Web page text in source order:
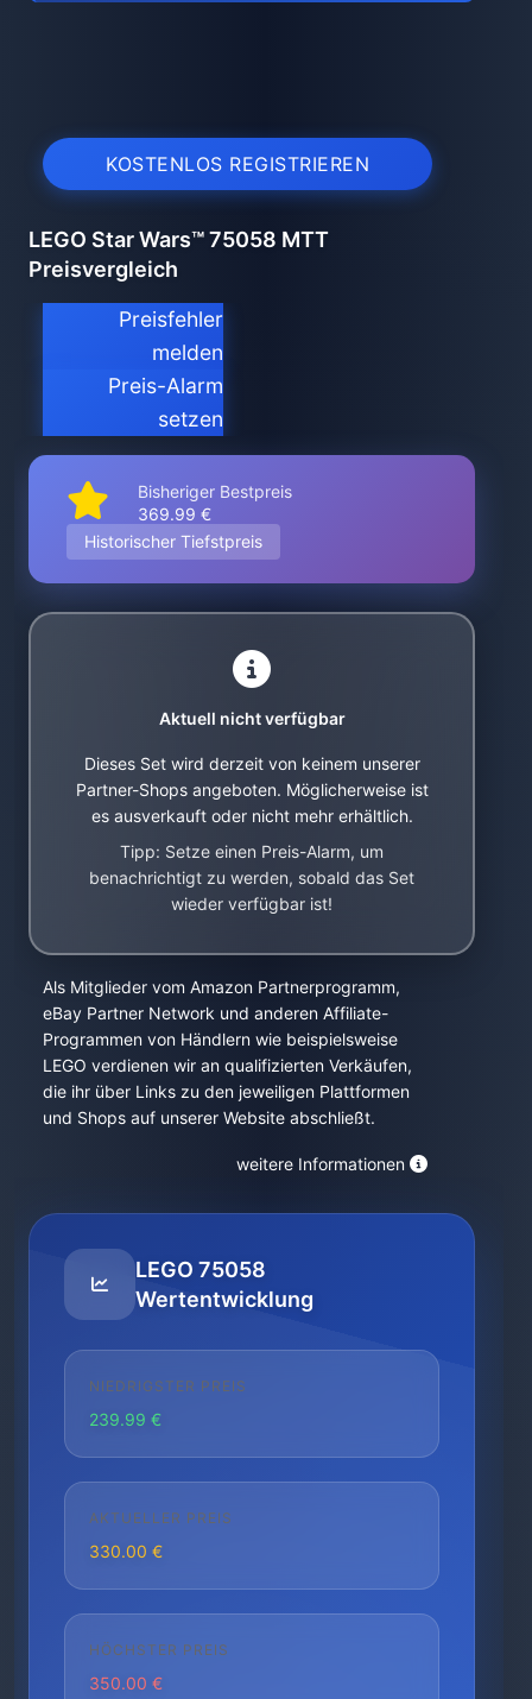
KOSTENLOS REGISTRIEREN
LEGO Star Wars™ 75058 MTT
Preisvergleich
Preisfehler
melden
Preis-Alarm
setzen
Bisheriger Bestpreis
369.99 €
Historischer Tiefstpreis
Aktuell nicht verfügbar
Dieses Set wird derzeit von keinem unserer
Partner-Shops angeboten. Möglicherweise ist
es ausverkauft oder nicht mehr erhältlich.
Tipp: Setze einen Preis-Alarm, um
benachrichtigt zu werden, sobald das Set
wieder verfügbar ist!
Als Mitglieder vom Amazon Partnerprogramm,
eBay Partner Network und anderen Affiliate-
Programmen von Händlern wie beispielsweise
LEGO verdienen wir an qualifizierten Verkäufen,
die ihr über Links zu den jeweiligen Plattformen
und Shops auf unserer Website abschließt.
weitere Informationen
LEGO 75058
Wertentwicklung
NIEDRIGSTER PREIS
239.99 €
AKTUELLER PREIS
330.00 €
HÖCHSTER PREIS
350.00 €